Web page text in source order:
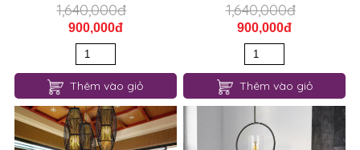
1,640,000đ
900,000đ
Thêm vào giỏ
1,640,000đ
900,000đ
Thêm vào giỏ